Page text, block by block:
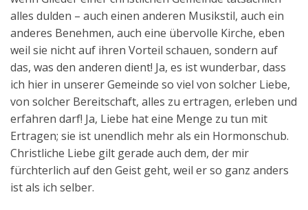
alles dulden – auch einen anderen Musikstil, auch ein
anderes Benehmen, auch eine übervolle Kirche, eben
weil sie nicht auf ihren Vorteil schauen, sondern auf
das, was den anderen dient! Ja, es ist wunderbar, dass
ich hier in unserer Gemeinde so viel von solcher Liebe,
von solcher Bereitschaft, alles zu ertragen, erleben und
erfahren darf! Ja, Liebe hat eine Menge zu tun mit
Ertragen; sie ist unendlich mehr als ein Hormonschub.
Christliche Liebe gilt gerade auch dem, der mir
fürchterlich auf den Geist geht, weil er so ganz anders
ist als ich selber.